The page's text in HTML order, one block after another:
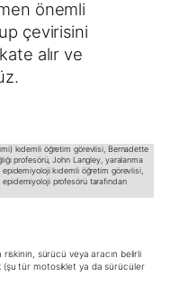
önemli
çevirisini
alır ve
kıdemli öğretim görevlisi, Bernadette
profesörü, John Langley, yaralanma
kıdemli öğretim görevlisi,
profesörü tarafından
riskinin, sürücü veya aracın belirli
(şu tür motosiklet ya da sürücüler